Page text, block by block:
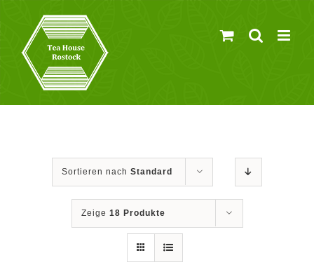
springen
Sortieren nach Standard
Zeige 18 Produkte